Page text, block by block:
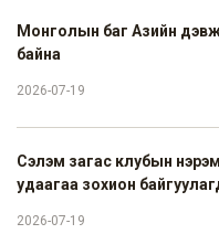
Монголын баг Азийн
байна
2026-07-19
Сэлэм загас клубын
удаагаа зохион
2026-07-19